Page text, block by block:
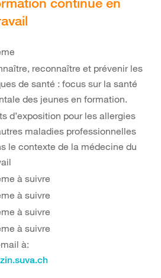
reconnaître et prévenir les
de santé : focus sur la santé
des jeunes en formation.
d’exposition pour les allergies
maladies professionnelles
le contexte de la médecine du
à suivre
à suivre
à suivre
à suivre
à: